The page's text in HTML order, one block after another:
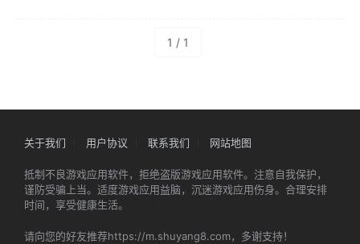
1 / 1
关于我们 用户协议 联系我们 网站地图
抵制不良游戏应用软件，拒绝盗版游戏应用软件。注意自我保护，
谨防受骗上当。适度游戏应用益脑，沉迷游戏应用伤身。合理安排
时间，享受健康生活。
请向您的好友推荐https://m.shuyang8.com，多谢支持！